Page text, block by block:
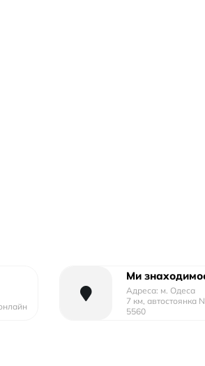
Ми
Адреса: м. Одеса
7 км, автостоянка
5560